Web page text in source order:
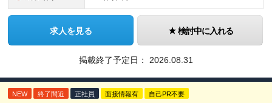
求人を見る 検討中に入れる
掲載終了予定日： 2026.08.31
NEW 終了間近 正社員 面接情報有 自己PR不要